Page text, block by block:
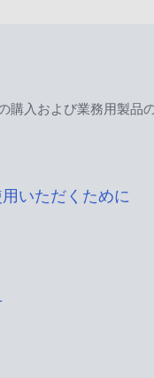
購入および業務用製品
いただくために